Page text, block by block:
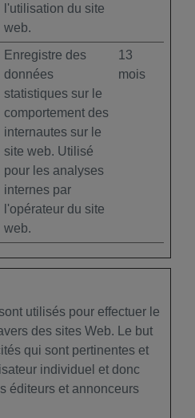
l'utilisation du site
web.
Enregistre des
données
statistiques sur le
comportement des
internautes sur le
site web. Utilisé
pour les analyses
internes par
l'opérateur du site
web.
13
mois
utilisés pour effectuer le
des sites Web. Le but
qui sont pertinentes et
individuel et donc
éditeurs et annonceurs